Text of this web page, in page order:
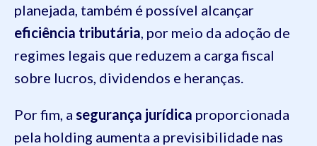
planejada, também é possível alcançar
eficiência tributária , por meio da adoção de
regimes legais que reduzem a carga fiscal
sobre lucros, dividendos e heranças.
Por fim, a segurança jurídica proporcionada
pela holding aumenta a previsibilidade nas